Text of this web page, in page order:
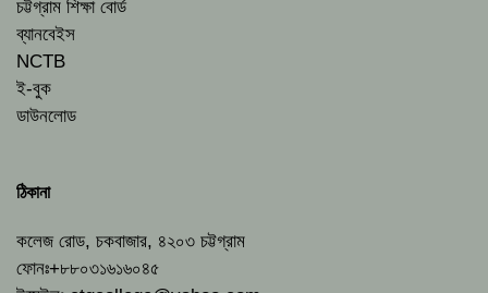
চট্টগ্রাম শিক্ষা বোর্ড
ব্যানবেইস
NCTB
ই-বুক
ডাউনলোড
ঠিকানা
কলেজ রোড, চকবাজার, ৪২০৩ চট্টগ্রাম
ফোনঃ+৮৮০৩১৬১৬০৪৫